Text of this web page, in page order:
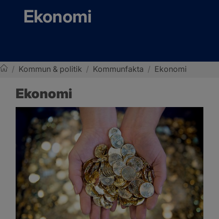
Ekonomi
/ Kommun & politik / Kommunfakta / Ekonomi
Ekonomi